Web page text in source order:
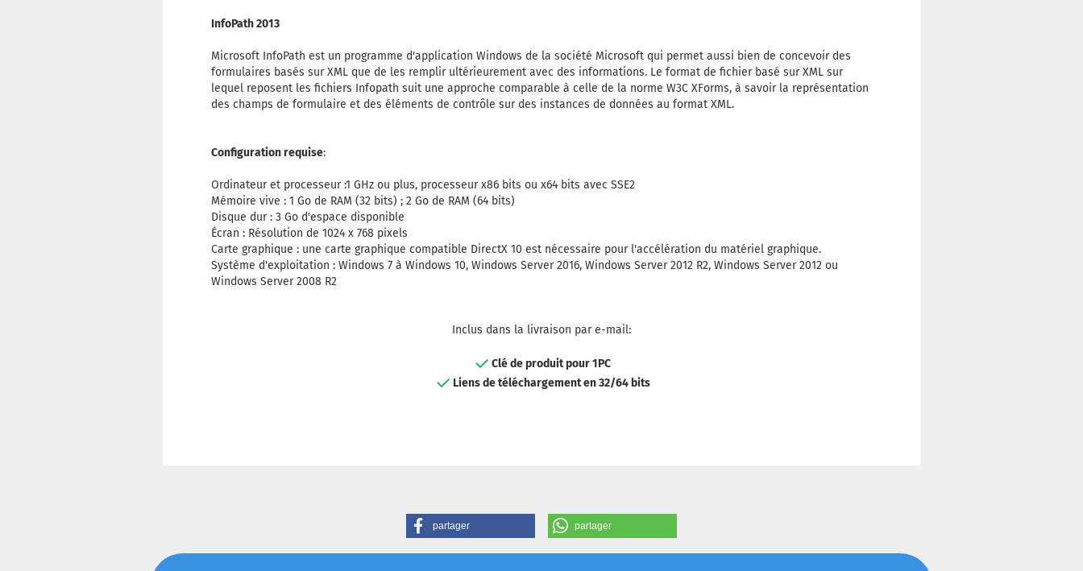
InfoPath 2013
Microsoft InfoPath est un programme d'application Windows de la société Microsoft qui permet aussi bien de concevoir des
formulaires basés sur XML que de les remplir ultérieurement avec des informations. Le format de fichier basé sur XML sur
lequel reposent les fichiers Infopath suit une approche comparable à celle de la norme W3C XForms, à savoir la représentation
des champs de formulaire et des éléments de contrôle sur des instances de données au format XML.
Configuration requise:
Ordinateur et processeur :1 GHz ou plus, processeur x86 bits ou x64 bits avec SSE2
Mémoire vive : 1 Go de RAM (32 bits) ; 2 Go de RAM (64 bits)
Disque dur : 3 Go d'espace disponible
Écran : Résolution de 1024 x 768 pixels
Carte graphique : une carte graphique compatible DirectX 10 est nécessaire pour l'accélération du matériel graphique.
Système d'exploitation : Windows 7 à Windows 10, Windows Server 2016, Windows Server 2012 R2, Windows Server 2012 ou
Windows Server 2008 R2
Inclus dans la livraison par e-mail:
Clé de produit pour 1PC
Liens de téléchargement en 32/64 bits
partager partager